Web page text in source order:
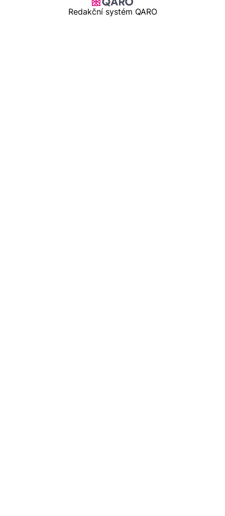
Redakční systém QARO